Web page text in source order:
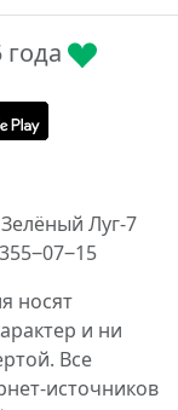
года
Луг-7
носят
и ни
Все
источников